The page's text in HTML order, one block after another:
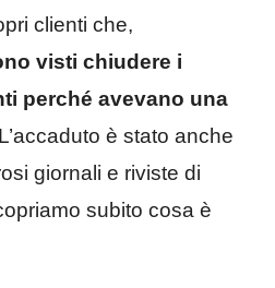
clienti che,
visti chiudere i
perché avevano una
L’accaduto è stato anche
giornali e riviste di
subito cosa è